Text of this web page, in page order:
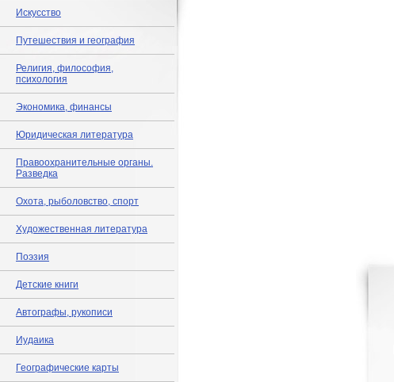
Искусство
Путешествия и география
Религия, философия,
психология
Экономика, финансы
Юридическая литература
Правоохранительные органы.
Разведка
Охота, рыболовство, спорт
Художественная литература
Поэзия
Детские книги
Автографы, рукописи
Иудаика
Географические карты